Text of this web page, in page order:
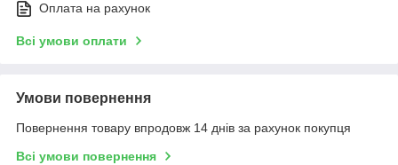
Оплата на рахунок
Всі умови оплати
Умови повернення
Повернення товару впродовж 14 днів за рахунок покупця
Всі умови повернення